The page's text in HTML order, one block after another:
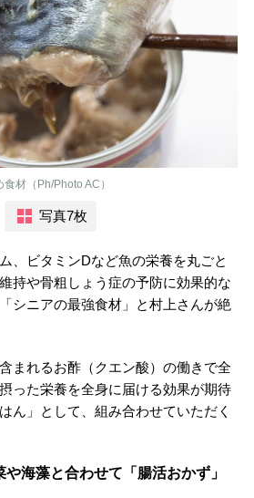
材（Ph/Photo AC）
写真7枚
、ビタミンDなど魚の栄養を丸ごと
持や骨粗しょう症の予防に効果的な
シニアの最強食材」と村上さんが絶
まれるお酢（クエン酸）の働きで全
った栄養を全身に届ける効果が期待
ん」として、組み合わせていただく
海藻と合わせて「腸活おかず」